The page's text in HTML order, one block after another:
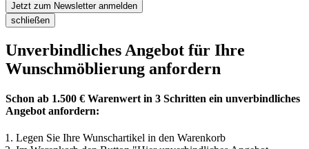
Jetzt zum Newsletter anmelden
schließen
Unverbindliches Angebot für Ihre
Wunschmöblierung anfordern
Schon ab 1.500 € Warenwert in 3 Schritten ein unverbindliches
Angebot anfordern:
Legen Sie Ihre Wunschartikel in den Warenkorb